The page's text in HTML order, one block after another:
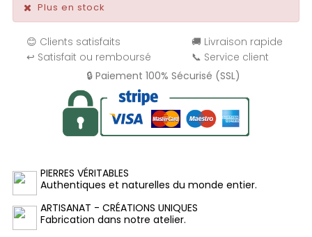
Plus en stock
😊 Clients satisfaits
🚚 Livraison rapide
↩️ Satisfait ou remboursé
📞 Service client
🔒 Paiement 100% Sécurisé (SSL)
PIERRES VÉRITABLES
Authentiques et naturelles du monde entier.
ARTISANAT - CRÉATIONS UNIQUES
Fabrication dans notre atelier.